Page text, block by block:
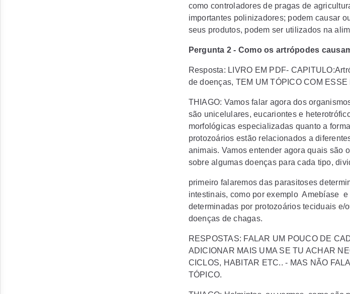
como controladores de pragas de
importantes polinizadores; podem causar
seus produtos, podem ser utilizados na
Pergunta 2 - Como os artrópodes
Resposta: LIVRO EM PDF-
de doenças, TEM UM TÓPICO COM ESSE
THIAGO: Vamos falar agora dos
são unicelulares, eucariontes e
morfológicas especializadas quanto a
protozoários estão relacionados a
animais. Vamos entender agora quais são
sobre algumas doenças para cada tipo,
primeiro falaremos das parasitoses
intestinais, como por exemplo Amebíase
determinadas por protozoários teciduais e/
doenças de chagas.
RESPOSTAS: FALAR UM POUCO DE
ADICIONAR MAIS UMA SE TU ACHAR
CICLOS, HABITAR ETC.. - MAS NÃO
TÓPICO.